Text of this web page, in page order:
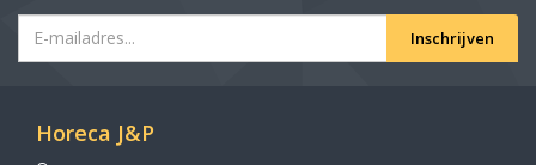
Inschrijven
Horeca J&P